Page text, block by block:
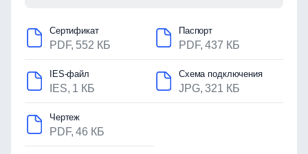
Сертификат
PDF, 552 КБ
Паспорт
PDF, 437 КБ
IES-файл
IES, 1 КБ
Схема подключения
JPG, 321 КБ
Чертеж
PDF, 46 КБ